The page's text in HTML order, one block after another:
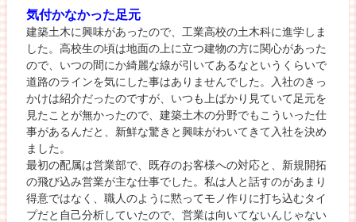
気付かなかった足元
建築土木に興味があったので、工業高校の土木科に進学しま
した。高校生の頃は地面の上に立つ建物の方に関心があった
ので、いつの間にか綺麗な線が引いてあるなというくらいで
道路のラインを気にした事はありませんでした。入社のきっ
かけは紹介だったのですが、いつも上ばかり見ていて足元を
見たことが無かったので、建築土木の分野でもこういった仕
事があるんだと、新鮮な驚きと興味がわいてきて入社を決め
ました。
最初の配属は営業部で、既存のお客様への対応と、新規開拓
の飛び込み営業が主な仕事でした。私は人と話すのがあまり
得意ではなく、職人のように黙ってモノ作りに打ち込むタイ
プだと自己分析していたので、営業は向いてないんじゃない